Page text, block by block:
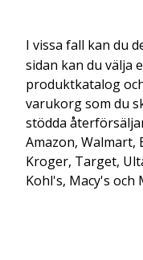
I vissa fall kan du
sidan kan du välja
produktkatalog
varukorg som du
stödda
Amazon, Walmart,
Kroger, Target,
Kohl's, Macy's och